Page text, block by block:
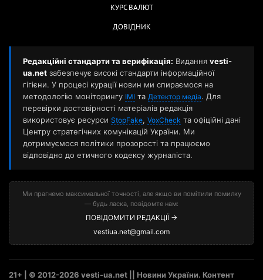
КУРС ВАЛЮТ
ДОВІДНИК
Редакційні стандарти та верифікація: Видання vesti-
ua.net забезпечує високі стандарти інформаційної
гігієни. У процесі курації новин ми спираємося на
методологію моніторингу ІМІ та Детектор медіа. Для
перевірки достовірності матеріалів редакція
використовує ресурси StopFake, VoxCheck та офіційні дані
Центру стратегічних комунікацій України. Ми
дотримуємося політики прозорості та працюємо
відповідно до етичного кодексу журналіста.
Ми прагнемо максимальної точності, але якщо ви помітили помилку
— будь ласка, повідомте нам:
ПОВІДОМИТИ РЕДАКЦІЇ →
vestiua.net@gmail.com
21+ | © 2012-2026 vesti-ua.net || Новини України. Контент